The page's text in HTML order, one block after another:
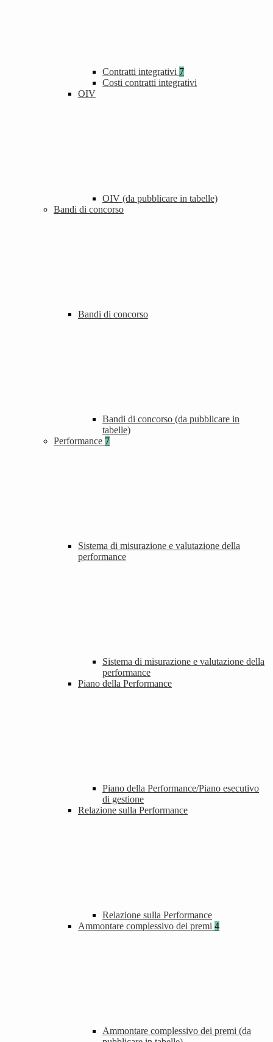
Contratti integrativi 7
Costi contratti integrativi
OIV
OIV (da pubblicare in tabelle)
Bandi di concorso
Bandi di concorso
Bandi di concorso (da pubblicare in
tabelle)
Performance 7
Sistema di misurazione e valutazione della
performance
Sistema di misurazione e valutazione della
performance
Piano della Performance
Piano della Performance/Piano esecutivo
di gestione
Relazione sulla Performance
Relazione sulla Performance
Ammontare complessivo dei premi 4
Ammontare complessivo dei premi (da